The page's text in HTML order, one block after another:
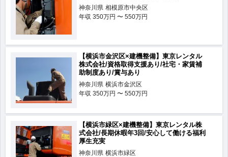
神奈川県 相模原市中央区
年収 350万円 〜 550万円
【横浜市金沢区×建機整備】東京レンタル
株式会社/資格取得支援あり/社宅・家賃補
助制度あり/賞与あり
神奈川県 横浜市金沢区
年収 350万円 〜 550万円
【横浜市緑区×建機整備】東京レンタル株
式会社/長期休暇年3回/安心して働ける福利
厚生充実
神奈川県 横浜市緑区